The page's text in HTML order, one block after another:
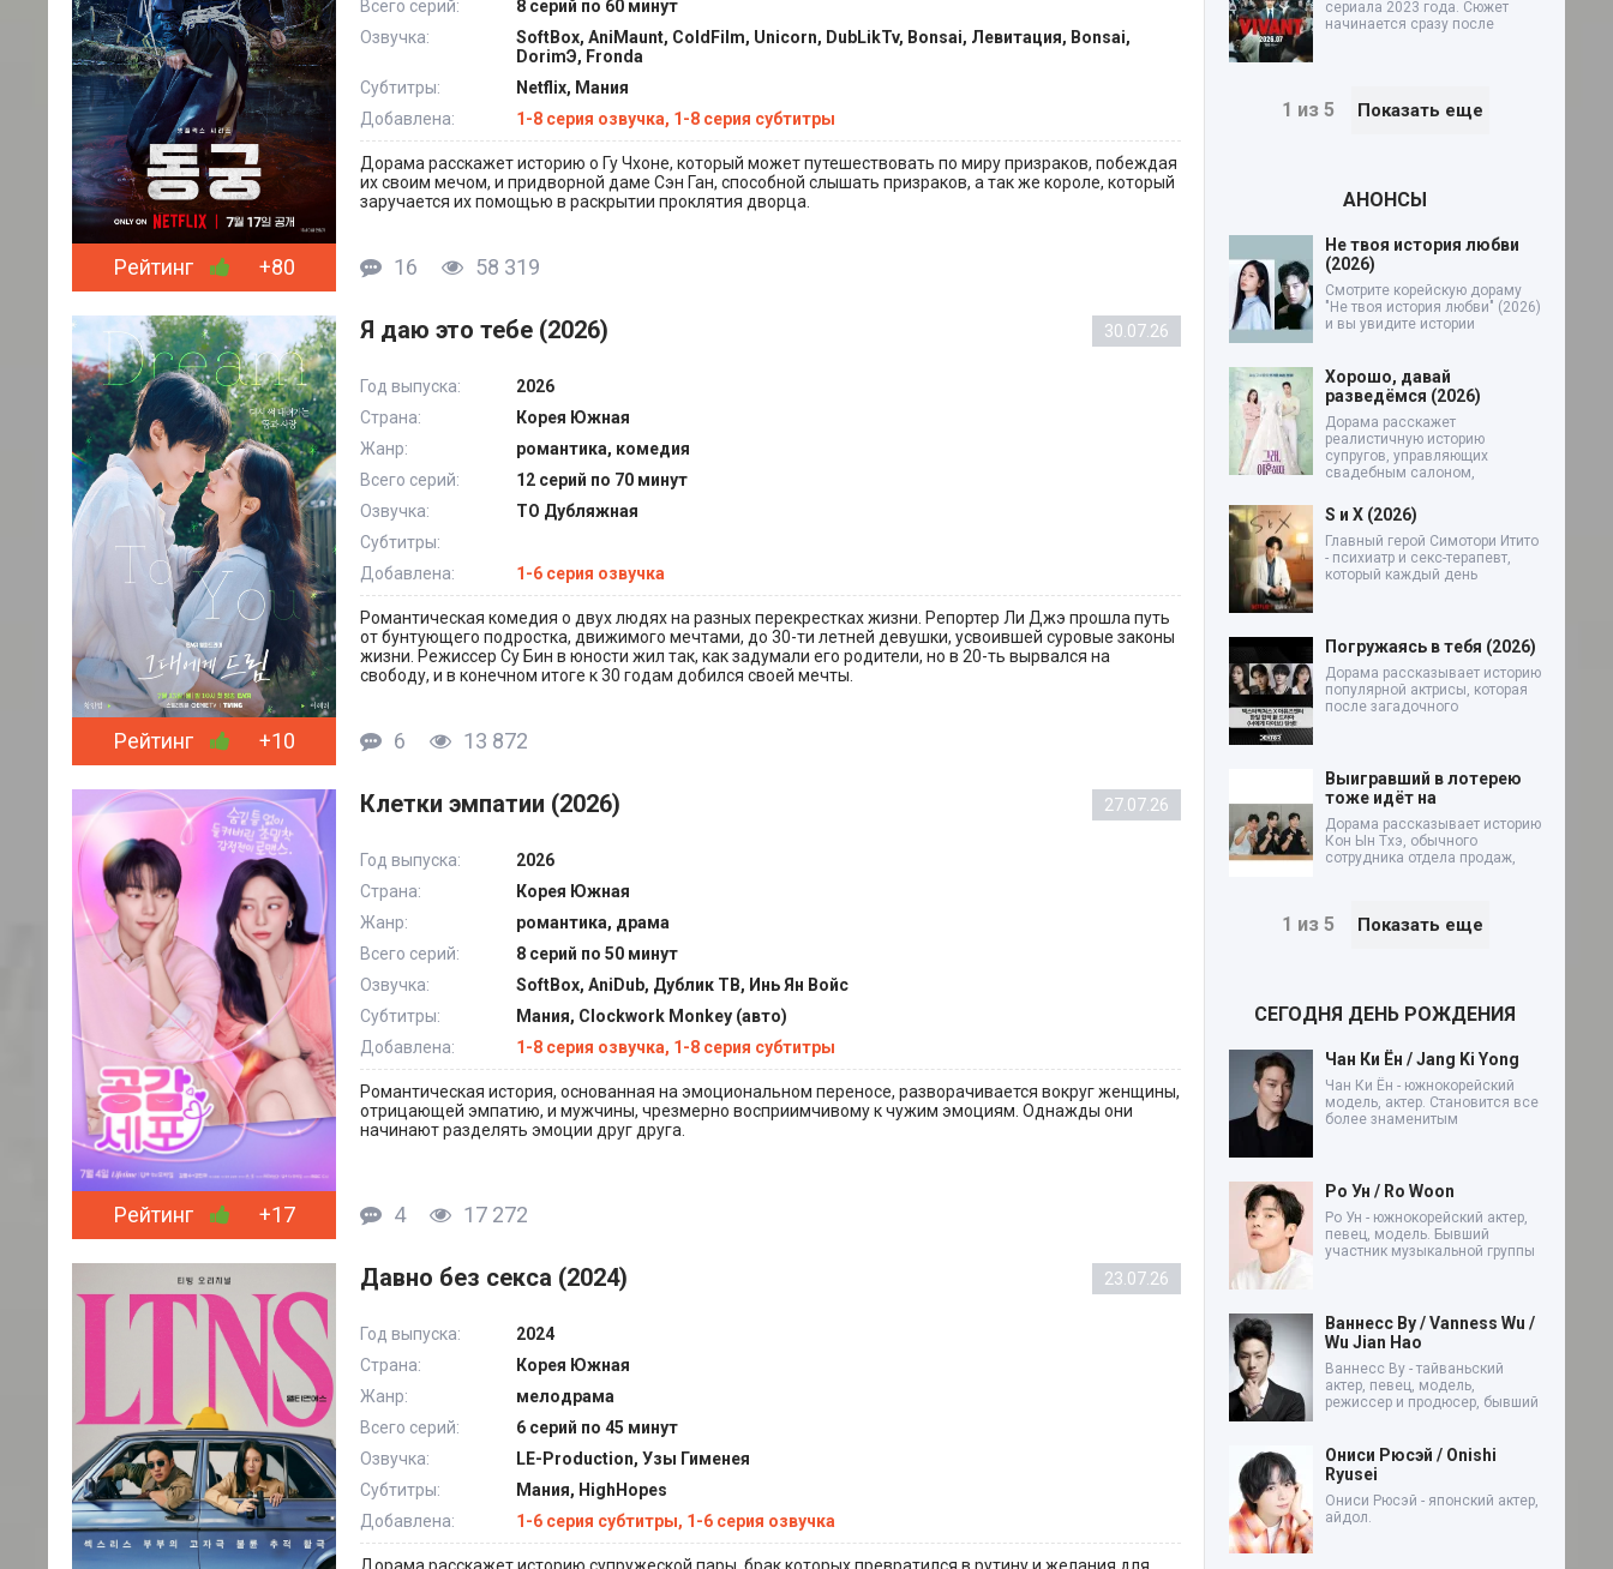
Всего серий:
8 серий по 60 минут
Озвучка:
SoftBox, AniMaunt, ColdFilm, Unicorn, DubLikTv, Bonsai, Левитация, Bonsai,
DorimЭ, Fronda
Субтитры:
Netflix, Мания
Добавлена:
1-8 серия озвучка, 1-8 серия субтитры
Дорама расскажет историю о Гу Чхоне, который может путешествовать по миру призраков, побеждая
их своим мечом, и придворной даме Сэн Ган, способной слышать призраков, а так же короле, который
заручается их помощью в раскрытии проклятия дворца.
Рейтинг +80 16 58 319
Я даю это тебе (2026) 30.07.26
Год выпуска:
2026
Страна:
Корея Южная
Жанр:
романтика, комедия
Всего серий:
12 серий по 70 минут
Озвучка:
ТО Дубляжная
Субтитры:
Добавлена:
1-6 серия озвучка
Романтическая комедия о двух людях на разных перекрестках жизни. Репортер Ли Джэ прошла путь
от бунтующего подростка, движимого мечтами, до 30-ти летней девушки, усвоившей суровые законы
жизни. Режиссер Су Бин в юности жил так, как задумали его родители, но в 20-ть вырвался на
свободу, и в конечном итоге к 30 годам добился своей мечты.
Рейтинг +10 6 13 872
Клетки эмпатии (2026) 27.07.26
Год выпуска:
2026
Страна:
Корея Южная
Жанр:
романтика, драма
Всего серий:
8 серий по 50 минут
Озвучка:
SoftBox, AniDub, Дублик ТВ, Инь Ян Войс
Субтитры:
Мания, Clockwork Monkey (авто)
Добавлена:
1-8 серия озвучка, 1-8 серия субтитры
Романтическая история, основанная на эмоциональном переносе, разворачивается вокруг женщины,
отрицающей эмпатию, и мужчины, чрезмерно восприимчивому к чужим эмоциям. Однажды они
начинают разделять эмоции друг друга.
Рейтинг +17 4 17 272
Давно без секса (2024) 23.07.26
Год выпуска:
2024
Страна:
Корея Южная
Жанр:
мелодрама
Всего серий:
6 серий по 45 минут
Озвучка:
LE-Production, Узы Гименея
Субтитры:
Мания, HighHopes
Добавлена:
1-6 серия субтитры, 1-6 серия озвучка
сериала 2023 года. Сюжет
начинается сразу после
1 из 5 Показать еще
АНОНСЫ
Не твоя история любви
(2026)
Смотрите корейскую дораму
"Не твоя история любви" (2026)
и вы увидите истории
Хорошо, давай
разведёмся (2026)
Дорама расскажет
реалистичную историю
супругов, управляющих
свадебным салоном,
S и X (2026)
Главный герой Симотори Итито
- психиатр и секс-терапевт,
который каждый день
Погружаясь в тебя (2026)
Дорама рассказывает историю
популярной актрисы, которая
после загадочного
Выигравший в лотерею
тоже идёт на
Дорама рассказывает историю
Кон Ын Тхэ, обычного
сотрудника отдела продаж,
1 из 5 Показать еще
СЕГОДНЯ ДЕНЬ РОЖДЕНИЯ
Чан Ки Ён / Jang Ki Yong
Чан Ки Ён - южнокорейский
модель, актер. Становится все
более знаменитым
Ро Ун / Ro Woon
Ро Ун - южнокорейский актер,
певец, модель. Бывший
участник музыкальной группы
Ваннесс Ву / Vanness Wu /
Wu Jian Hao
Ваннесс Ву - тайваньский
актер, певец, модель,
режиссер и продюсер, бывший
Ониси Рюсэй / Onishi
Ryusei
Ониси Рюсэй - японский актер,
айдол.